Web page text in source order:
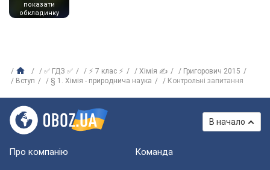
показати
обкладинку
✅ ГДЗ ✅ ⚡ 7 клас ⚡ Хімія ✍
Григорович 2015
Вступ
§ 1. Хімія - природнича наука Контрольні запитання
В начало
Про компанію Команда